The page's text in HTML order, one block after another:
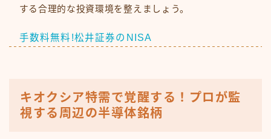
する合理的な投資環境を整えましょう。
手数料無料!松井証券のNISA
キオクシア特需で覚醒する！プロが監
視する周辺の半導体銘柄